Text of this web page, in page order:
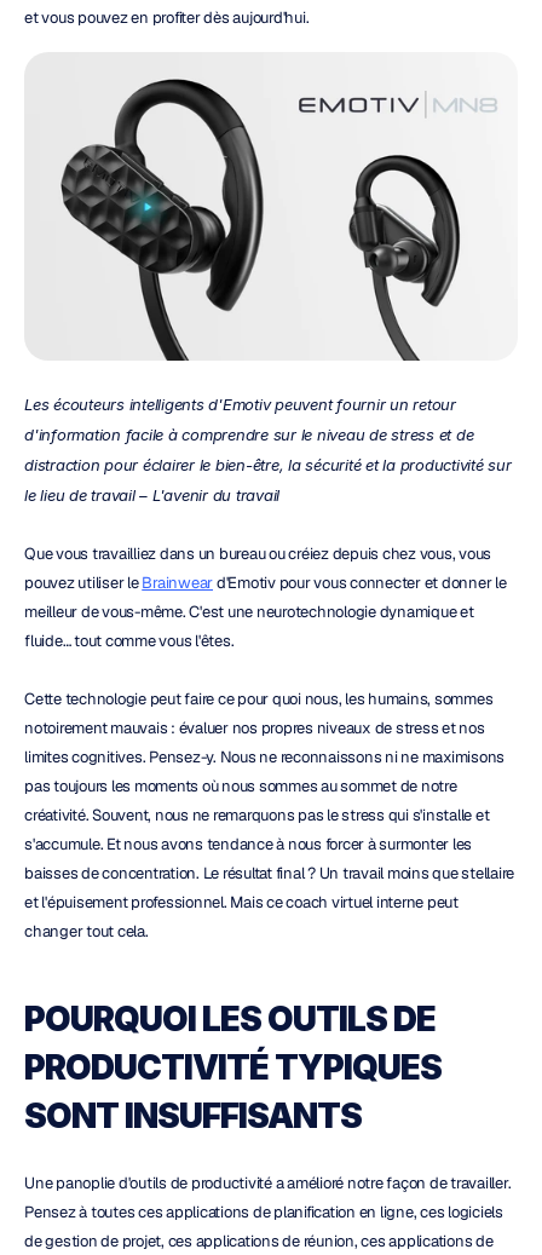
et vous pouvez en profiter dès aujourd'hui.
Les écouteurs intelligents d'Emotiv peuvent fournir un retour
d'information facile à comprendre sur le niveau de stress et de
distraction pour éclairer le bien-être, la sécurité et la productivité sur
le lieu de travail – L'avenir du travail
Que vous travailliez dans un bureau ou créiez depuis chez vous, vous
pouvez utiliser le Brainwear d'Emotiv pour vous connecter et donner le
meilleur de vous-même. C'est une neurotechnologie dynamique et
fluide… tout comme vous l'êtes.
Cette technologie peut faire ce pour quoi nous, les humains, sommes
notoirement mauvais : évaluer nos propres niveaux de stress et nos
limites cognitives. Pensez-y. Nous ne reconnaissons ni ne maximisons
pas toujours les moments où nous sommes au sommet de notre
créativité. Souvent, nous ne remarquons pas le stress qui s'installe et
s'accumule. Et nous avons tendance à nous forcer à surmonter les
baisses de concentration. Le résultat final ? Un travail moins que stellaire
et l'épuisement professionnel. Mais ce coach virtuel interne peut
changer tout cela.
POURQUOI LES OUTILS DE
PRODUCTIVITÉ TYPIQUES
SONT INSUFFISANTS
Une panoplie d'outils de productivité a amélioré notre façon de travailler.
Pensez à toutes ces applications de planification en ligne, ces logiciels
de gestion de projet, ces applications de réunion, ces applications de